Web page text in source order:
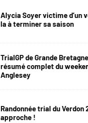
Alycia Soyer victime d’un
la à terminer sa saison
TrialGP de Grande
résumé complet du
Anglesey
Randonnée trial du Verdon
approche !